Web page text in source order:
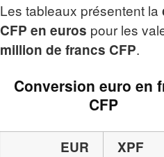
Les tableaux présentent la
CFP en euros pour les
million de francs CFP.
Conversion euro en
CFP
EUR
XPF